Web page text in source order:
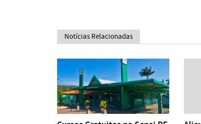
Notícias Relacionadas